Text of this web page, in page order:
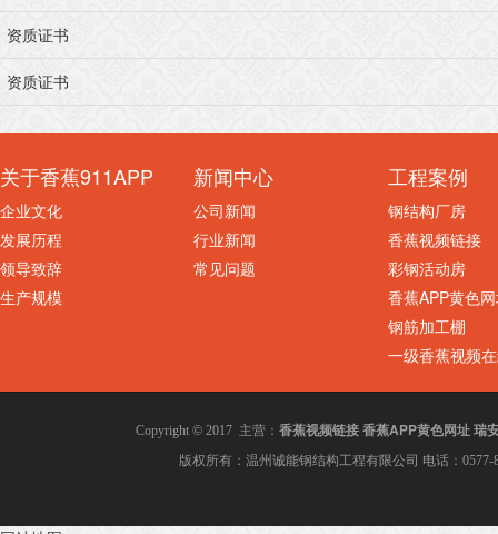
资质证书
资质证书
关于香蕉911APP
企业文化
发展历程
领导致辞
生产规模
新闻中心
公司新闻
行业新闻
常见问题
工程案例
钢结构厂房
香蕉视频链接
彩钢活动房
香蕉APP黄色
钢筋加工棚
一级香蕉视频
Copyright © 2017 主营： 香蕉视频链接香蕉APP黄色网址瑞
版权所有：温州诚能钢结构工程有限公司 电话：0577-